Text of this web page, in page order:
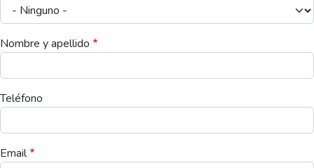
Nombre y apellido
Teléfono
Email